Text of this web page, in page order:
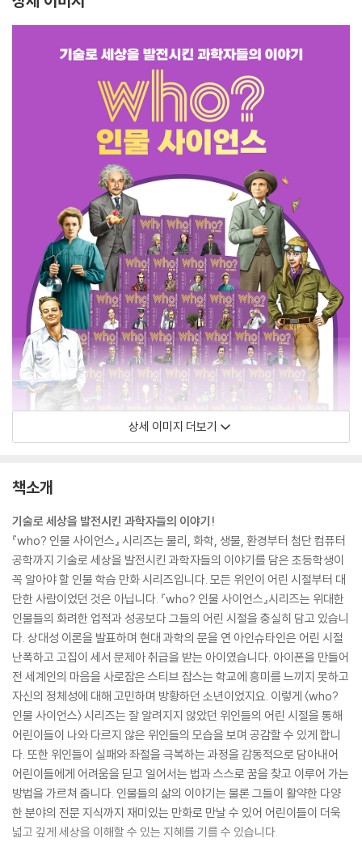
상세 이미지 더보기
책소개
기술로 세상을 발전시킨 과학자들의 이야기!
『who? 인물 사이언스』 시리즈는 물리, 화학, 생물, 환경부터 첨단 컴퓨터
공학까지 기술로 세상을 발전시킨 과학자들의 이야기를 담은 초등학생이
꼭 알아야 할 인물 학습 만화 시리즈입니다. 모든 위인이 어린 시절부터 대
단한 사람이었던 것은 아닙니다. 『who? 인물 사이언스』시리즈는 위대한
인물들의 화려한 업적과 성공보다 그들의 어린 시절을 충실히 담고 있습니
다. 상대성 이론을 발표하며 현대 과학의 문을 연 아인슈타인은 어린 시절
난폭하고 고집이 세서 문제아 취급을 받는 아이였습니다. 아이폰을 만들어
전 세계인의 마음을 사로잡은 스티브 잡스는 학교에 흥미를 느끼지 못하고
자신의 정체성에 대해 고민하며 방황하던 소년이었지요. 이렇게 〈who?
인물 사이언스〉 시리즈는 잘 알려지지 않았던 위인들의 어린 시절을 통해
어린이들이 나와 다르지 않은 위인들의 모습을 보며 공감할 수 있게 합니
다. 또한 위인들이 실패와 좌절을 극복하는 과정을 감동적으로 담아내어
어린이들에게 어려움을 딛고 일어서는 법과 스스로 꿈을 찾고 이루어 가는
방법을 가르쳐 줍니다. 인물들의 삶의 이야기는 물론 그들이 활약한 다양
한 분야의 전문 지식까지 재미있는 만화로 만날 수 있어 어린이들이 더욱
넓고 깊게 세상을 이해할 수 있는 지혜를 기를 수 있습니다.